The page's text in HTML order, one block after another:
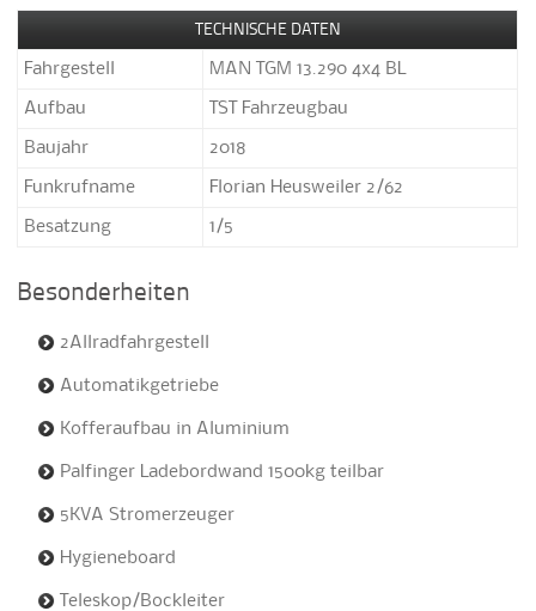
TECHNISCHE DATEN
Fahrgestell MAN TGM 13.290 4x4 BL
Aufbau TST Fahrzeugbau
Baujahr 2018
Funkrufname Florian Heusweiler 2/62
Besatzung 1/5
Besonderheiten
2Allradfahrgestell
Automatikgetriebe
Kofferaufbau in Aluminium
Palfinger Ladebordwand 1500kg teilbar
5KVA Stromerzeuger
Hygieneboard
Teleskop/Bockleiter